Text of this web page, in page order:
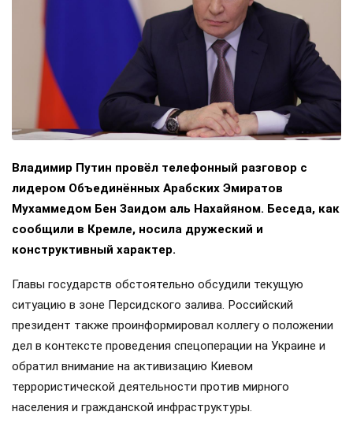
Владимир Путин провёл телефонный разговор с
лидером Объединённых Арабских Эмиратов
Мухаммедом Бен Заидом аль Нахайяном. Беседа, как
сообщили в Кремле, носила дружеский и
конструктивный характер.
Главы государств обстоятельно обсудили текущую
ситуацию в зоне Персидского залива. Российский
президент также проинформировал коллегу о положении
дел в контексте проведения спецоперации на Украине и
обратил внимание на активизацию Киевом
террористической деятельности против мирного
населения и гражданской инфраструктуры.